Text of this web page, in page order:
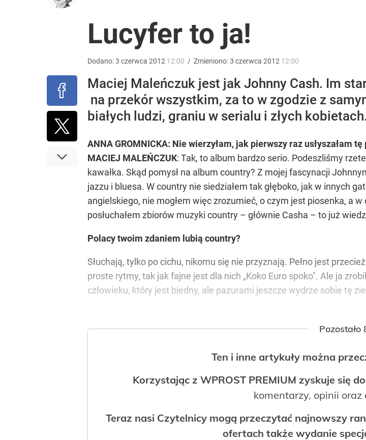
Wrze po roku Nawrockiego. „Największa hańba” kontra „Cała Europa nam go zazdrości”
Lucyfer to ja!
Dodano:3 czerwca 2012 12:00 / Zmieniono:3 czerwca 2012 12:00
Maciej Maleńczuk jest jak Johnny Cash. Im
na przekór wszystkim, za to w zgodzie z
białych ludzi, graniu w serialu i złych
ANNA GROMNICKA: Nie wierzyłam, jak pierwszy raz usłyszałam
MACIEJ MALEŃCZUK: Tak, to album bardzo serio. Podeszliśmy
kawałka. Skąd pomysł na album country? Z mojej fascynacji
jazzu i bluesa. W country nie siedziałem tak głęboko, jak w innych
angielskiego, nie mogłem więc zrozumieć, o czym jest piosenka, a
posłuchałem zbiorów muzyki country – głównie Casha – to już
Polacy twoim zdaniem lubią country?
Słuchają, tylko po cichu, nikomu się nie przyznają. Pełno jest
proste rytmy, tak jak fajne jest dla nich „Koko Euro spoko". Ale ja
człowieku, który jest biedny, ale pazurami jeszcze wydrze sobie tę
Pozostało
Ten i inne artykuły można
Korzystając z WPROST PREMIUM zyskuje się
komentarzy, opinii
Teraz nasi Czytelnicy mogą przeczytać najnowszy
ofertach także wydanie